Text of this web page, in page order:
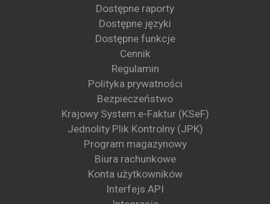
Dostępne raporty
Dostępne języki
Dostępne funkcje
Cennik
Regulamin
Polityka prywatności
Bezpieczeństwo
Krajowy System e-Faktur (KSeF)
Jednolity Plik Kontrolny (JPK)
Program magazynowy
Biura rachunkowe
Konta użytkowników
Interfejs API